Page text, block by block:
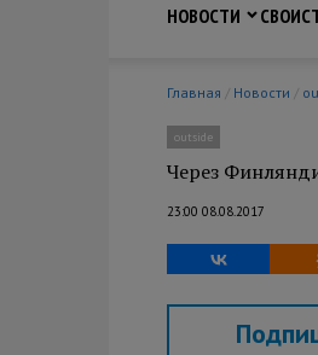
НОВОСТИ
СВО
Главная / Новости /
outside
Через
23:00 08.08.2017